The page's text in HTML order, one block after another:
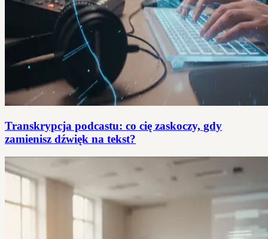
Transkrypcja podcastu: co cię zaskoczy, gdy
zamienisz dźwięk na tekst?